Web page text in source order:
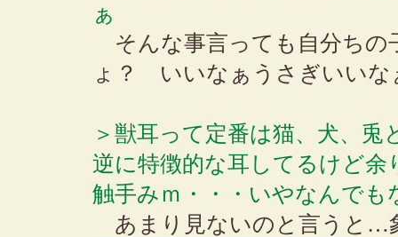
ぁ
そんな事言っても自分ちの
ょ？ いいなぁうさぎいいな
＞獣耳って定番は猫、犬、兎
逆に特徴的な耳してるけど
触手みｍ・・・いやなんでも
あまり見ないのと言うと…